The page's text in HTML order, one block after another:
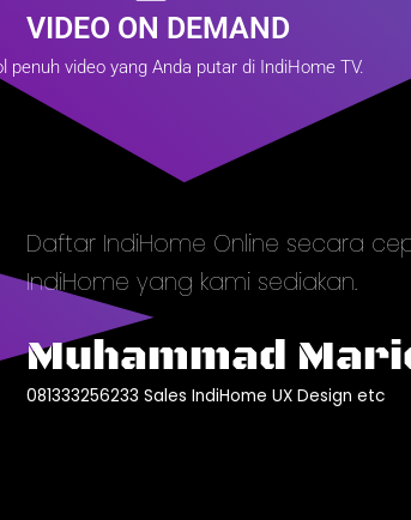
VIDEO ON DEMAND
penuh video yang Anda putar di IndiHome TV.
Daftar IndiHome Online secara
IndiHome yang kami sediakan.
Muhammad
081333256233 Sales IndiHome UX Design etc